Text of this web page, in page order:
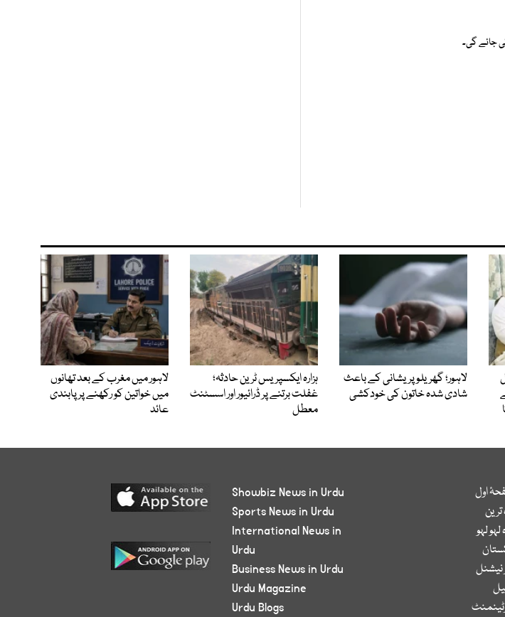
جائے گی۔
لاہور؛ گھریلو پریشانی کے باعث
شادی شدہ خاتون کی خودکشی
ہزارہ ایکسپریس ٹرین حادثہ؛
غفلت برتنے پر ڈرائیور اور اسسٹنٹ
معطل
لاہور میں مغرب کے بعد تھانوں
میں خواتین کو رکھنے پر پابندی
عائد
اول
ترین
لہو
نیشنل
Showbiz News in Urdu
Sports News in Urdu
International News in
Urdu
Business News in Urdu
Urdu Magazine
Urdu Blogs